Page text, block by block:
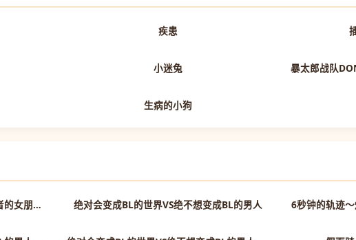
正片 抢先版
疾患
小迷兔 暴太郎战队
生病的小狗
第10集完结
过激恋黏着兽~因为想成为网络配信者的女朋友~
第6集
绝对会变成BL的世界VS绝不想变成BL的男人 6秒钟的轨迹